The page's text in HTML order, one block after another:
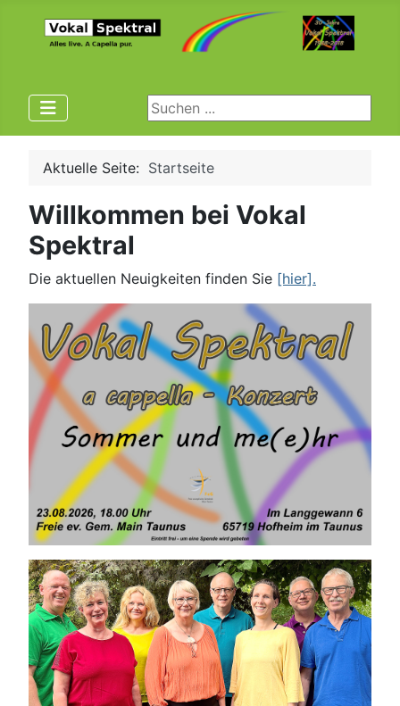
Suchen ...
Aktuelle Seite: Startseite
Willkommen bei Vokal
Spektral
Die aktuellen Neuigkeiten finden Sie [hier].